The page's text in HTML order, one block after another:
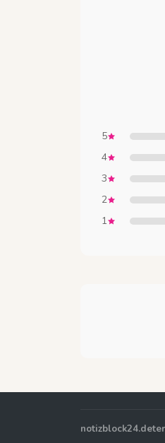
5
4
3
2
1
notizblock24.de